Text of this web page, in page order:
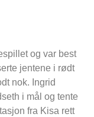
og var best
jentene i rødt
nok. Ingrid
i mål og tente
fra Kisa rett